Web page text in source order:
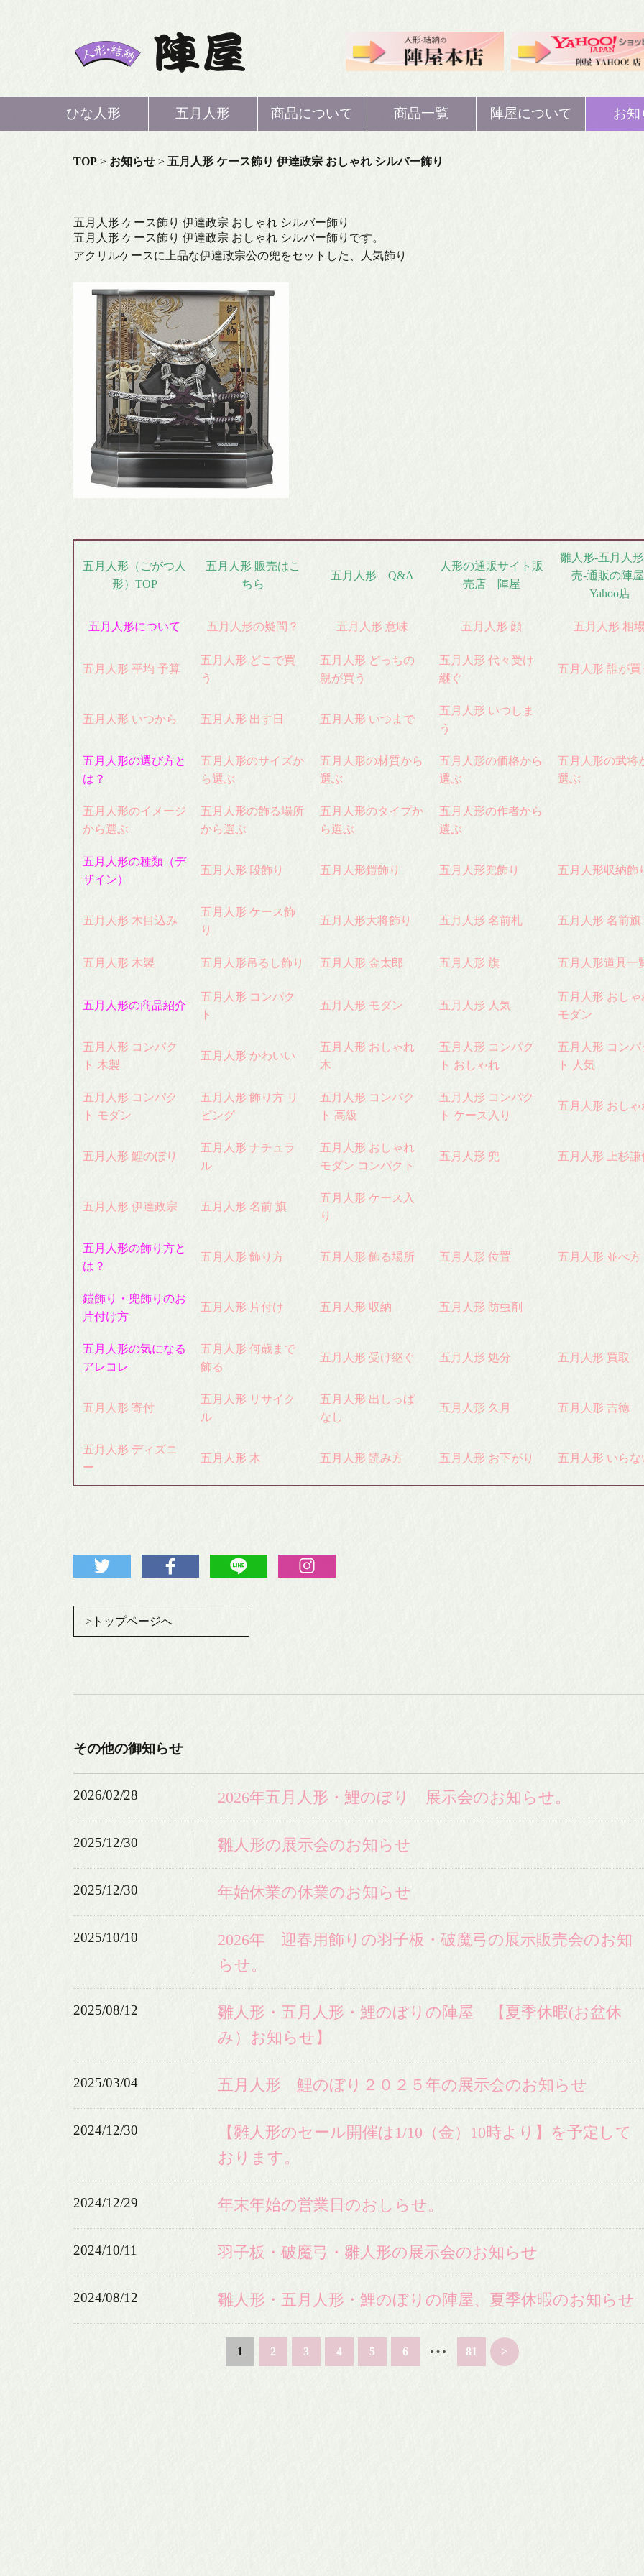
ひな人形 五月人形 商品について
ひな人形
鯉のぼり
商品一覧
ひな人形
陣屋について お知
TOP > お知らせ > 五月人形 ケース飾り 伊達政宗 おしゃれ シルバー飾り
五月人形 ケース飾り 伊達政宗 おしゃれ シルバー飾り
五月人形 ケース飾り 伊達政宗 おしゃれ シルバー飾りです。
アクリルケースに上品な伊達政宗公の兜をセットした、人気飾り
五月人形（ごがつ人
形）TOP
五月人形 販売はこ
ちら
五月人形 Q&A
人形の通販サイト販
売店 陣屋
雛人形-五月人
売-通販の陣
Yahoo店
五月人形について 五月人形の疑問？ 五月人形 意味 五月人形 顔 五月人形 相
五月人形 平均 予算
五月人形 どこで買
う
五月人形 どっちの
親が買う
五月人形 代々受け
継ぐ
五月人形 誰が買
五月人形 いつから 五月人形 出す日 五月人形 いつまで
五月人形 いつしま
う
五月人形の選び方と
は？
五月人形のサイズか
ら選ぶ
五月人形の材質から
選ぶ
五月人形の価格から
選ぶ
五月人形の武将
選ぶ
五月人形のイメージ
から選ぶ
五月人形の飾る場所
から選ぶ
五月人形のタイプか
ら選ぶ
五月人形の作者から
選ぶ
五月人形の種類（デ
ザイン）
五月人形 段飾り 五月人形鎧飾り 五月人形兜飾り 五月人形収納飾
五月人形 木目込み
五月人形 ケース飾
り
五月人形大将飾り 五月人形 名前札 五月人形 名前旗
五月人形 木製 五月人形吊るし飾り 五月人形 金太郎 五月人形 旗 五月人形道具一
五月人形の商品紹介
五月人形 コンパク
ト
五月人形 モダン 五月人形 人気
五月人形 おしゃ
モダン
五月人形 コンパク
ト 木製
五月人形 かわいい
五月人形 おしゃれ
木
五月人形 コンパク
ト おしゃれ
五月人形 コンパ
ト 人気
五月人形 コンパク
ト モダン
五月人形 飾り方 リ
ビング
五月人形 コンパク
ト 高級
五月人形 コンパク
ト ケース入り
五月人形 おしゃ
五月人形 鯉のぼり
五月人形 ナチュラ
ル
五月人形 おしゃれ
モダン コンパクト
五月人形 兜 五月人形 上杉謙
五月人形 伊達政宗 五月人形 名前 旗
五月人形 ケース入
り
五月人形の飾り方と
は？
五月人形 飾り方 五月人形 飾る場所 五月人形 位置 五月人形 並べ方
鎧飾り・兜飾りのお
片付け方
五月人形 片付け 五月人形 収納 五月人形 防虫剤
五月人形の気になる
アレコレ
五月人形 何歳まで
飾る
五月人形 受け継ぐ 五月人形 処分 五月人形 買取
五月人形 寄付
五月人形 リサイク
ル
五月人形 出しっぱ
なし
五月人形 久月 五月人形 吉徳
五月人形 ディズニ
ー
五月人形 木 五月人形 読み方 五月人形 お下がり 五月人形 いらな
>トップページへ
その他の御知らせ
2026/02/28 2026年五月人形・鯉のぼり 展示会のお知らせ。
2025/12/30 雛人形の展示会のお知らせ
2025/12/30 年始休業の休業のお知らせ
2025/10/10
2026年 迎春用飾りの羽子板・破魔弓の展示販売会のお知
らせ。
2025/08/12
雛人形・五月人形・鯉のぼりの陣屋 【夏季休暇(お盆休
み）お知らせ】
2025/03/04 五月人形 鯉のぼり２０２５年の展示会のお知らせ
2024/12/30
【雛人形のセール開催は1/10（金）10時より】を予定して
おります。
2024/12/29 年末年始の営業日のおしらせ。
2024/10/11 羽子板・破魔弓・雛人形の展示会のお知らせ
2024/08/12 雛人形・五月人形・鯉のぼりの陣屋、夏季休暇のお知らせ
1 2 3 4 5 6 … 81 >